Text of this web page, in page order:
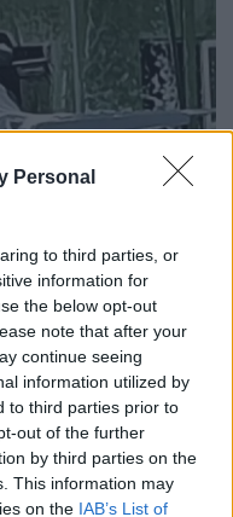
Personal
to third parties, or
information for
the below opt-out
note that after your
continue seeing
information utilized by
to third parties prior to
out of the further
by third parties on the
This information may
on the IAB’s List of
két vadászrepülő,
és videóztak
a mobilját repülés
jobb felvételeket...